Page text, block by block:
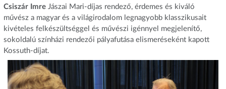
Csiszár ImreJászai Mari-díjas rendező, érdemes és kiváló
művész a magyar és a világirodalom legnagyobb klasszikusait
kivételes felkészültséggel és művészi igénnyel megjelenítő,
sokoldalú színházi rendezői pályafutása elismeréseként kapott
Kossuth-díjat.